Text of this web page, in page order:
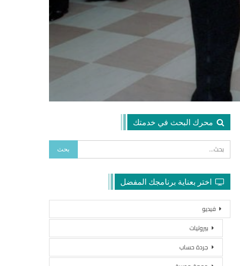
محرك البحث في خدمتك
اختر بعناية برنامجك المفضل
فيديو
بيروتيات
جردة حساب